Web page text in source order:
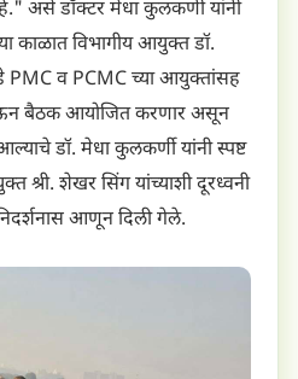
असे डॉक्टर मेधा कुलकर्णी यांनी
काळात विभागीय आयुक्त डॉ.
PMC व PCMC च्या आयुक्तांसह
बैठक आयोजित करणार असून
डॉ. मेधा कुलकर्णी यांनी स्पष्ट
श्री. शेखर सिंग यांच्याशी दूरध्वनी
आणून दिली गेले.